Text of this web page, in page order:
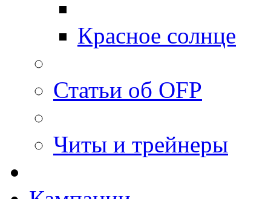
Красное солнце
Статьи об OFP
Читы и трейнеры